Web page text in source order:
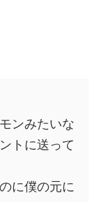
ンみたいな
トに送って
に僕の元に